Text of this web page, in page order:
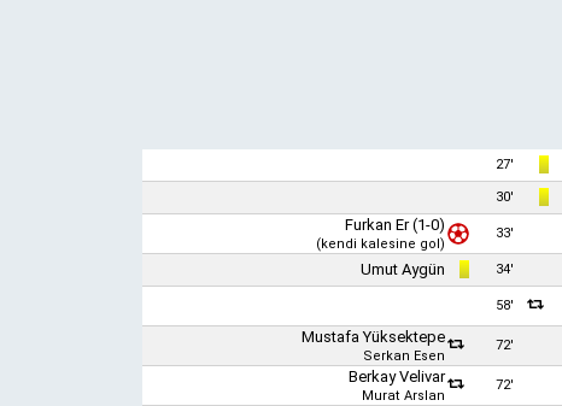
27'
30'
Furkan Er(1-0)
(kendi kalesine gol)
33'
Umut Aygün 34'
58'
Mustafa Yüksektepe
Serkan Esen
72'
Berkay Velivar
Murat Arslan
72'